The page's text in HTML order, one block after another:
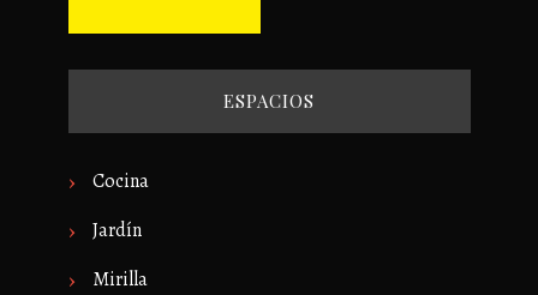
ESPACIOS
Cocina
Jardín
Mirilla